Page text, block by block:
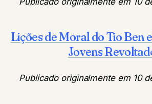
Lições de Moral do Tio Ben
Jovens
Publicado originalmente em 10